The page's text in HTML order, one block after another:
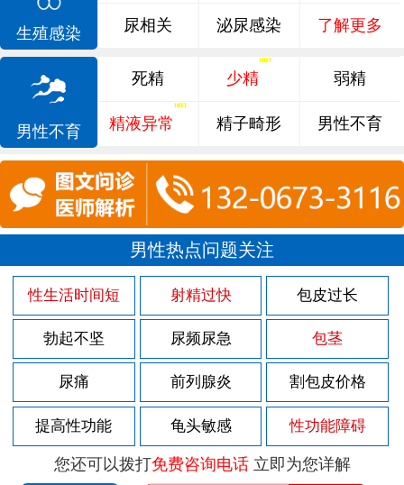
生殖感染 尿相关 泌尿感染 了解更多
男性不育
死精 少精 弱精
精液异常 精子畸形 男性不育
男性热点问题关注
性生活时间短 射精过快 包皮过长
勃起不坚 尿频尿急 包茎
尿痛 前列腺炎 割包皮价格
提高性功能 龟头敏感 性功能障碍
您还可以拨打免费咨询电话立即为您详解